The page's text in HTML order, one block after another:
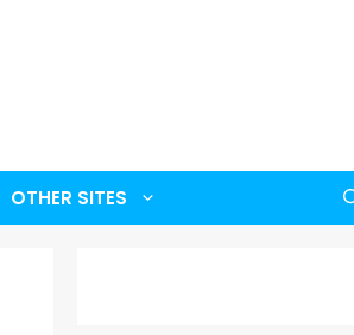
OTHER SITES